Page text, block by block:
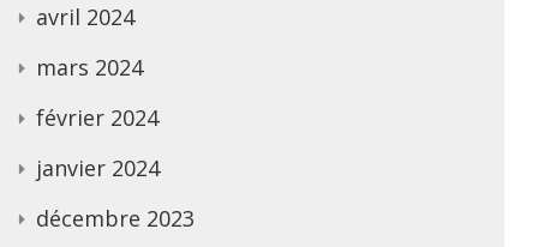
avril 2024
mars 2024
février 2024
janvier 2024
décembre 2023